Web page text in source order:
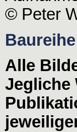
© Peter
Alle
Jegliche